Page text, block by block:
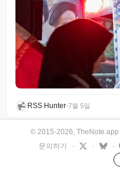
RSS Hunter•7월 5일
© 2015-2026, TheNote.app
문의하기
· · ·